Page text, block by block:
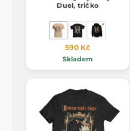
Duel, tričko
590 Kč
Skladem